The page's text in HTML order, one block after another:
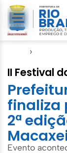
›
II Festival
finaliza
2ª
Evento